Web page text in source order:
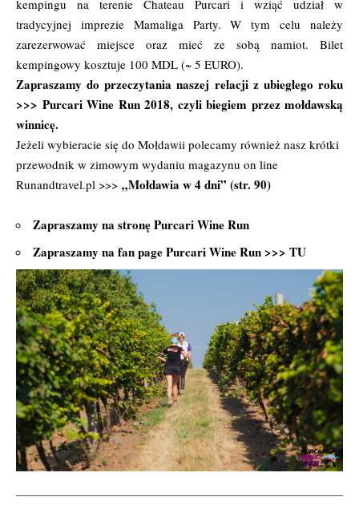
kempingu na terenie Chateau Purcari i wziąć udział w
tradycyjnej imprezie Mamaliga Party. W tym celu należy
zarezerwować miejsce oraz mieć ze sobą namiot. Bilet
kempingowy kosztuje 100 MDL (~ 5 EURO).
Zapraszamy do przeczytania naszej relacji z ubiegłego roku
>>> Purcari Wine Run 2018, czyli biegiem przez mołdawską
winnicę.
Jeżeli wybieracie się do Mołdawii polecamy również nasz krótki
przewodnik w zimowym wydaniu magazynu on line
Runandtravel.pl >>> „Mołdawia w 4 dni” (str. 90)
Zapraszamy na stronęPurcari Wine Run
Zapraszamy na fan page Purcari Wine Run >>> TU